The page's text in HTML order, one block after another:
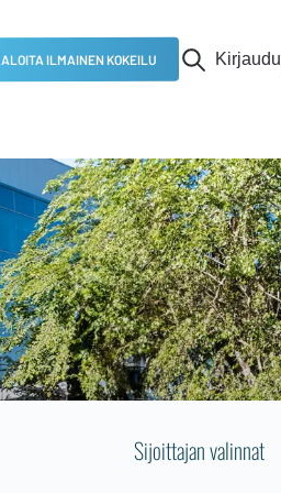
ALOITA ILMAINEN KOKEILU Kirjaudu
Sijoittajan valinnat